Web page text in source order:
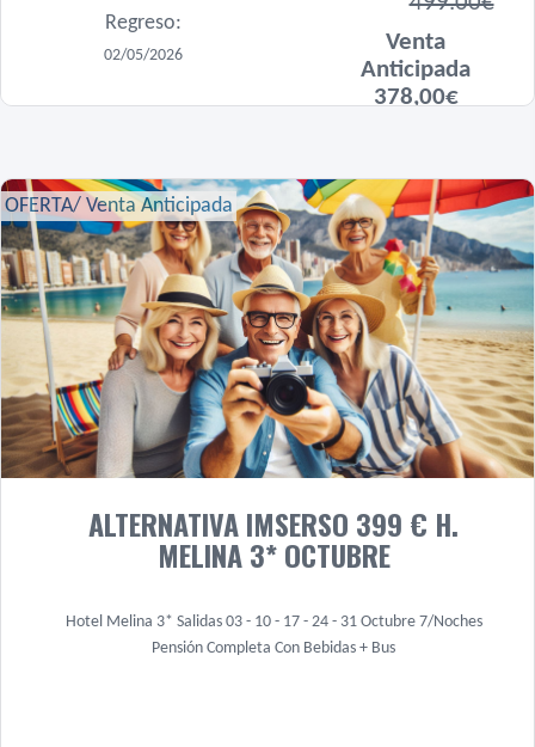
Regreso:
02/05/2026
Venta
Anticipada
378,00€
OFERTA/ Venta Anticipada
ALTERNATIVA IMSERSO 399 € H.
MELINA 3* OCTUBRE
Hotel Melina 3* Salidas 03 - 10 - 17 - 24 - 31 Octubre 7/Noches
Pensión Completa Con Bebidas + Bus